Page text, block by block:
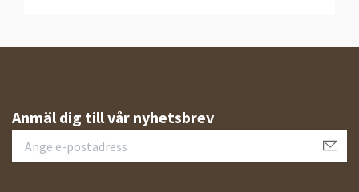
Anmäl dig till vår nyhetsbrev